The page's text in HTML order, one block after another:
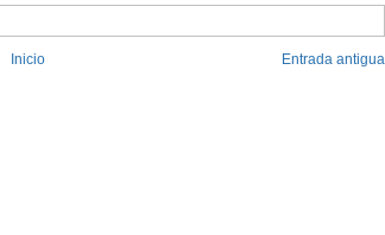
Entrada antigua
Inicio